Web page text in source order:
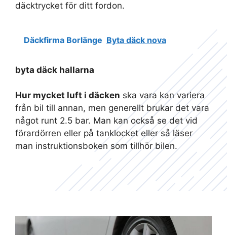
däcktrycket för ditt fordon.
Däckfirma Borlänge Byta däck nova
byta däck hallarna
Hur mycket luft i däcken ska vara kan variera
från bil till annan, men generellt brukar det vara
något runt 2.5 bar. Man kan också se det vid
förardörren eller på tanklocket eller så läser
man instruktionsboken som tillhör bilen.